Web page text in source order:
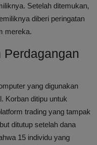
Setelah ditemukan,
diberi peringatan
mereka.
yang digunakan
Korban ditipu untuk
trading yang tampak
ditutup setelah dana
15 individu yang